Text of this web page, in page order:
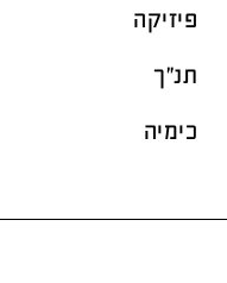
פיזיקה
תנ"ך
כימיה